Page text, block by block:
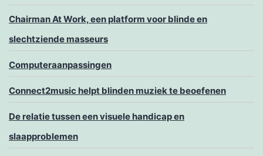
Chairman At Work, een platform voor blinde en
slechtziende masseurs
Computeraanpassingen
Connect2music helpt blinden muziek te beoefenen
De relatie tussen een visuele handicap en
slaapproblemen